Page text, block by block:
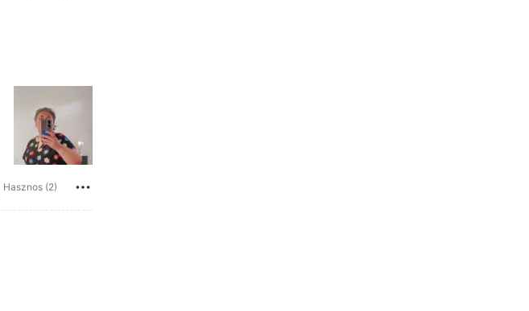
Hasznos (2)
122 cm / 48 in, Derék: 100 cm / 39 in, Mellbőség: 112 cm / 44.1 in, Szín: Fekete, Méret: 0XL